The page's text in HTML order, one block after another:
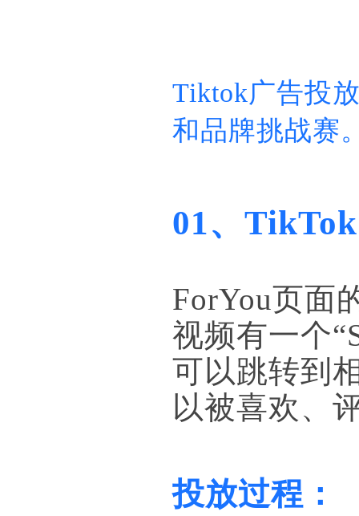
Tiktok广告投
和品牌挑战赛
01、
ForYou页面
视频有一个
可以跳转到
以被喜欢、
投放过程：